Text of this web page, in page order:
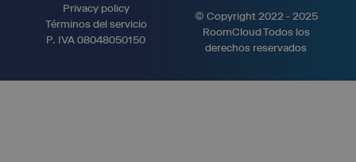
© Copyright 2022 - 2025
RoomCloud Todos los
derechos reservados
Privacy policy
Términos del servicio
P. IVA 08048050150